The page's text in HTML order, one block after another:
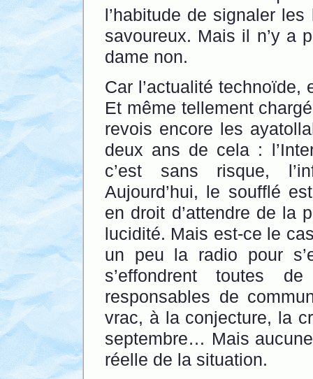
l’habitude de signaler
savoureux. Mais il n’y a
dame non.
Car l’actualité technoïde,
Et même tellement
revois encore les
deux ans de cela :
c’est sans risque,
Aujourd’hui, le soufflé
en droit d’attendre de la
lucidité. Mais est-ce le
un peu la radio pour
s’effondrent toutes
responsables de
vrac, à la conjecture, la
septembre… Mais
réelle de la situation.